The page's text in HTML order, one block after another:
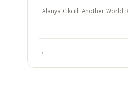
Alanya Cikcilli Another World
→